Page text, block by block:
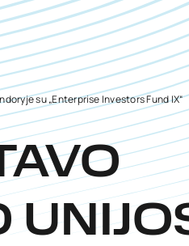
su „Enterprise Investors Fund IX“